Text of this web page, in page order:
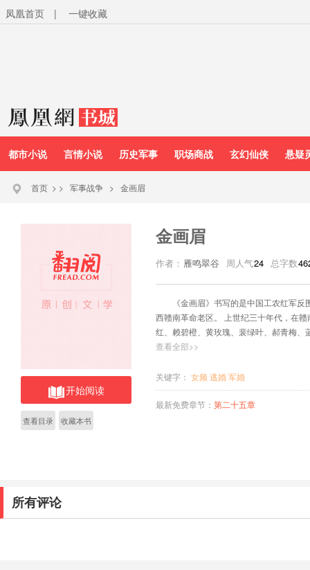
凤凰首页 | 一键收藏
都市小说 言情小说 历史军事 职场商战 玄幻仙侠 悬疑
首页 > > 军事战争 > 金画眉
开始阅读
查看目录 收藏本书
金画眉
作者： 雁鸣翠谷 周人气24 总字数
《金画眉》书写的是中国工农红军
西赣南革命老区。 上世纪三十年代，在
红、赖碧橙、黄玫瑰、裴绿叶、郝青梅
普通村姑逐渐成长为一名优秀文艺宣传
号召贫苦农民参加红军，支持红军，鼓
征后，她们又从一名文艺兵转变为地下
击战争的项英、陈毅和他们率领的红军
查看全部>>
关键字： 女频逃婚军婚
最新免费章节： 第二十五章
所有评论